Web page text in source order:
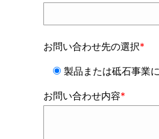
お問い合わせ先の選択*
製品または砥石事業
お問い合わせ内容*